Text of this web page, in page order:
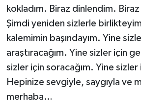
kokladım. Biraz dinlendim.
Şimdi yeniden sizlerle
kalemimin başındayım. Yine
araştıracağım. Yine sizler için
sizler için soracağım. Yine sizler
Hepinize sevgiyle, saygıyla ve
merhaba…